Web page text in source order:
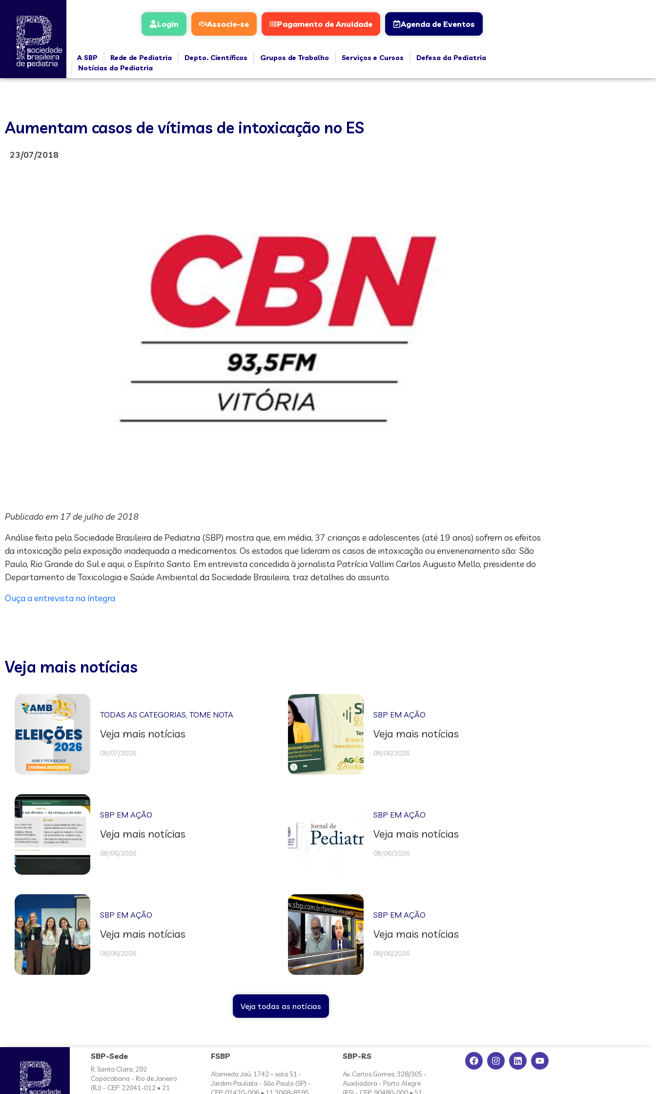
Login Associe-se Pagamento de Anuidade Agenda de Eventos
A SBP Rede de Pediatria Depto. Científicos Grupos de Trabalho Serviços e Cursos
Defesa da Pediatria
Notícias da Pediatria
Aumentam casos de vítimas de intoxicação no ES
23/07/2018
Publicado em 17 de julho de 2018
Análise feita pela Sociedade Brasileira de Pediatria (SBP) mostra que, em média, 37 crianças e adolescentes (até 19 anos) sofrem os efeitos
da intoxicação pela exposição inadequada a medicamentos. Os estados que lideram os casos de intoxicação ou envenenamento são: São
Paulo, Rio Grande do Sul e aqui, o Espírito Santo. Em entrevista concedida à jornalista Patrícia Vallim Carlos Augusto Mello, presidente do
Departamento de Toxicologia e Saúde Ambiental da Sociedade Brasileira, traz detalhes do assunto.
Ouça a entrevista na íntegra
Veja mais notícias
TODAS AS CATEGORIAS,TOME NOTA
Veja mais notícias
08/07/2026
SBP EM AÇÃO
Veja mais notícias
08/06/2026
SBP EM AÇÃO
Veja mais notícias
08/06/2026
SBP EM AÇÃO
Veja mais notícias
08/06/2026
SBP EM AÇÃO
Veja mais notícias
08/06/2026
SBP EM AÇÃO
Veja mais notícias
08/06/2026
Veja todas as notícias
SBP-Sede
R. Santa Clara, 292
Copacabana - Rio de Janeiro
(RJ) - CEP: 22041-012 • 21
FSBP
Alameda Jaú, 1742 – sala 51 -
Jardim Paulista - São Paulo (SP) -
SBP-RS
Av. Carlos Gomes, 328/305 -
Auxiliadora - Porto Alegre